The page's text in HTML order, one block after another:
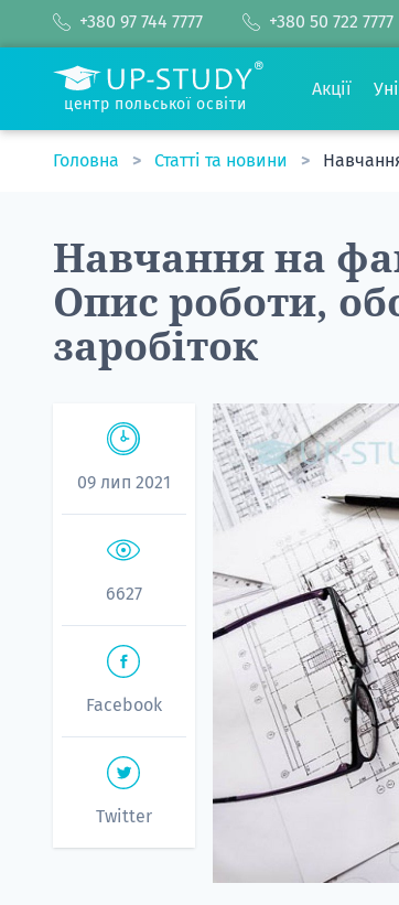
+380 97 744 7777 +380 50 722 7777
центр польської освіти
Акції
Головна Статті та новини
Навчання на
Опис роботи,
заробіток
09 лип 2021
6627
Facebook
Twitter